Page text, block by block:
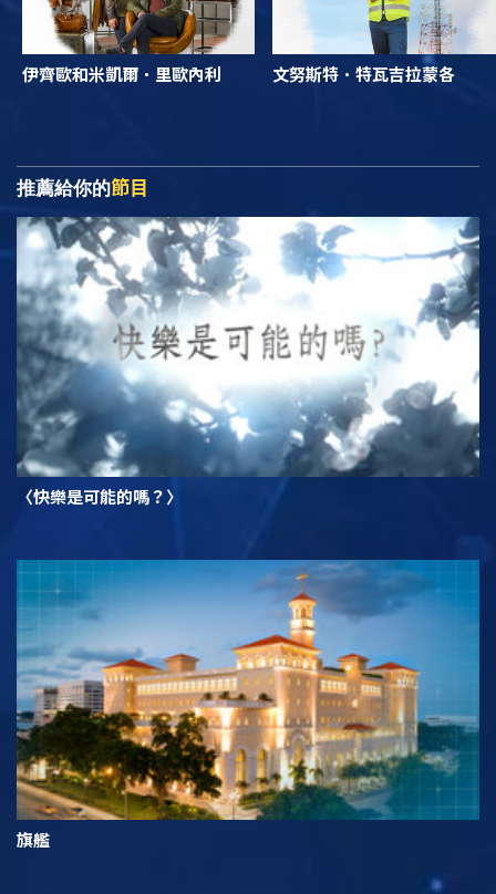
伊齊歐和米凱爾．里歐內利 文努斯特．特瓦吉拉蒙各
推薦給你的節目
〈快樂是可能的嗎？〉
旗艦